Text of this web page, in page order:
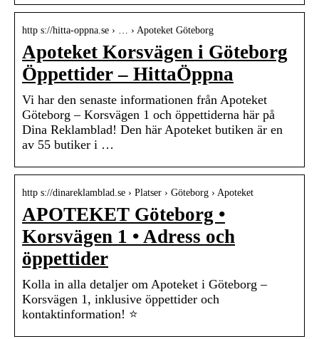
http s://hitta-oppna.se › … › Apoteket Göteborg
Apoteket Korsvägen i Göteborg
Öppettider – HittaÖppna
Vi har den senaste informationen från Apoteket
Göteborg – Korsvägen 1 och öppettiderna här på
Dina Reklamblad! Den här Apoteket butiken är en
av 55 butiker i …
http s://dinareklamblad.se › Platser › Göteborg › Apoteket
APOTEKET Göteborg •
Korsvägen 1 • Adress och
öppettider
Kolla in alla detaljer om Apoteket i Göteborg –
Korsvägen 1, inklusive öppettider och
kontaktinformation! ⭐